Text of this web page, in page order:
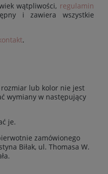
wątpliwości, regulamin
i zawiera wszystkie
.
rozmiar lub kolor nie jest
wymiany w następujący
je.
zamówionego
Biłak, ul. Thomasa W.